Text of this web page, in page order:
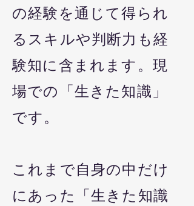
の経験を通じて得られ
るスキルや判断力も経
験知に含まれます。現
場での「生きた知識」
です。
これまで自身の中だけ
にあった「生きた知識